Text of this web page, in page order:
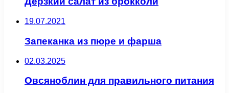
19.07.2021
Запеканка из пюре и фарша
02.03.2025
Овсяноблин для правильного питания